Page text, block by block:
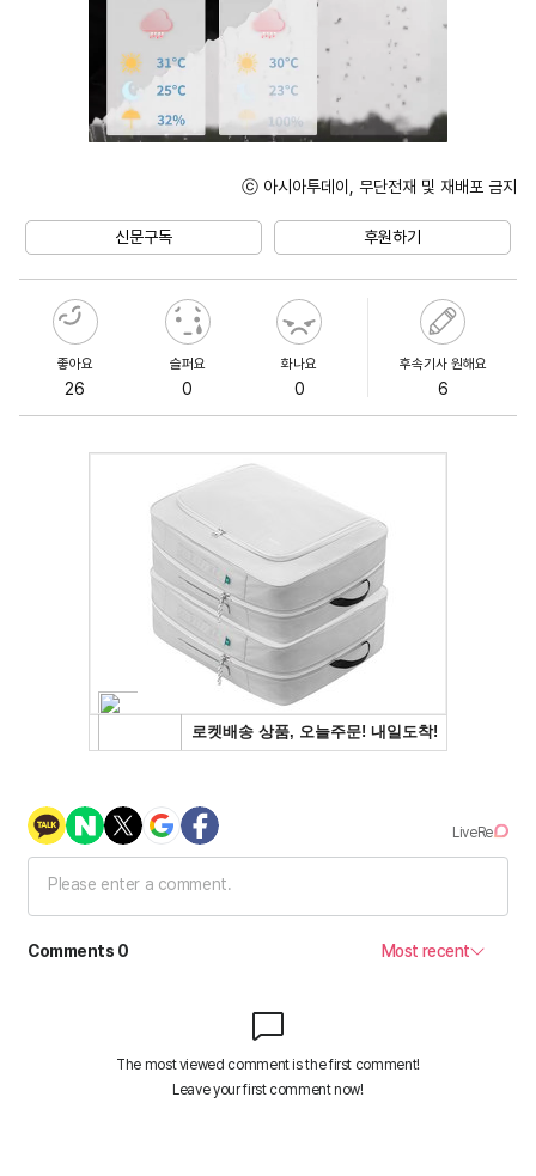
ⓒ 아시아투데이, 무단전재 및 재배포 금지
신문구독 후원하기
좋아요
26
슬퍼요
0
화나요
0
후속기사 원해요
6